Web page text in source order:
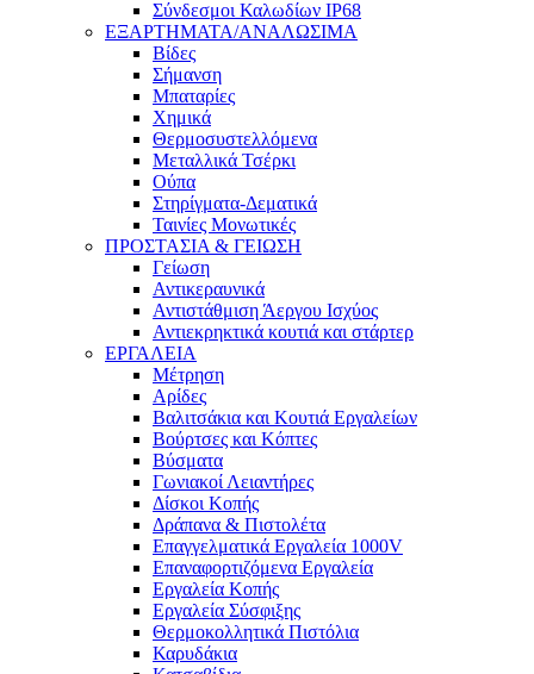
Σύνδεσμοι Καλωδίων IP68
ΕΞΑΡΤΗΜΑΤΑ/ΑΝΑΛΩΣΙΜΑ
Βίδες
Σήμανση
Μπαταρίες
Χημικά
Θερμοσυστελλόμενα
Μεταλλικά Τσέρκι
Ούπα
Στηρίγματα-Δεματικά
Ταινίες Μονωτικές
ΠΡΟΣΤΑΣΙΑ & ΓΕΙΩΣΗ
Γείωση
Αντικεραυνικά
Αντιστάθμιση Άεργου Ισχύος
Αντιεκρηκτικά κουτιά και στάρτερ
ΕΡΓΑΛΕΙΑ
Μέτρηση
Αρίδες
Βαλιτσάκια και Κουτιά Εργαλείων
Βούρτσες και Κόπτες
Βύσματα
Γωνιακοί Λειαντήρες
Δίσκοι Κοπής
Δράπανα & Πιστολέτα
Επαγγελματικά Εργαλεία 1000V
Επαναφορτιζόμενα Εργαλεία
Εργαλεία Κοπής
Εργαλεία Σύσφιξης
Θερμοκολλητικά Πιστόλια
Καρυδάκια